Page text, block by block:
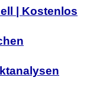
| Kostenlos